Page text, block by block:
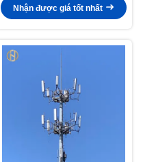
Nhận được giá tốt nhất